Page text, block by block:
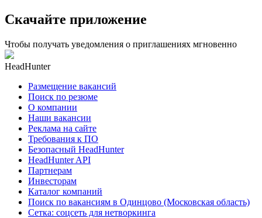
Скачайте приложение
Чтобы получать уведомления о приглашениях мгновенно
HeadHunter
Размещение вакансий
Поиск по резюме
О компании
Наши вакансии
Реклама на сайте
Требования к ПО
Безопасный HeadHunter
HeadHunter API
Партнерам
Инвесторам
Каталог компаний
Поиск по вакансиям в Одинцово (Московская область)
Сетка: соцсеть для нетворкинга